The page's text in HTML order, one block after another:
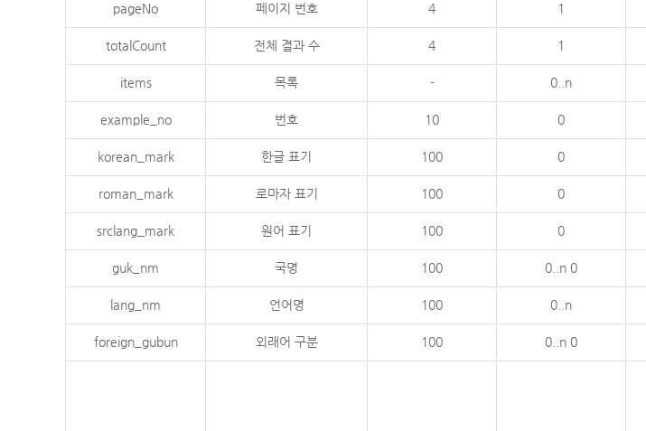
pageNo 페이지 번호 4 1
totalCount 전체 결과 수 4 1
items 목록 - 0..n
example_no 번호 10 0
korean_mark 한글 표기 100 0
roman_mark 로마자 표기 100 0
srclang_mark 원어 표기 100 0
guk_nm 국명 100 0..n 0
lang_nm 언어명 100 0..n
foreign_gubun 외래어 구분 100 0..n 0